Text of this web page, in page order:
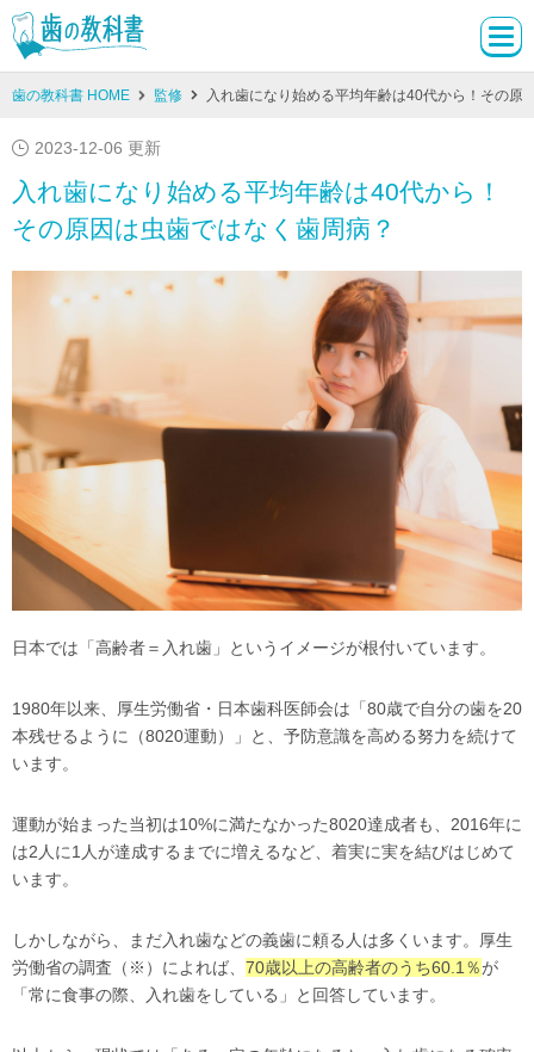
歯の教科書 HOME 監修 入れ歯になり始める平均年齢は40代から！その原
2023-12-06 更新
入れ歯になり始める平均年齢は40代から！
その原因は虫歯ではなく歯周病？
日本では「高齢者＝入れ歯」というイメージが根付いています。
1980年以来、厚生労働省・日本歯科医師会は「80歳で自分の歯を20
本残せるように（8020運動）」と、予防意識を高める努力を続けて
います。
運動が始まった当初は10%に満たなかった8020達成者も、2016年に
は2人に1人が達成するまでに増えるなど、着実に実を結びはじめて
います。
しかしながら、まだ入れ歯などの義歯に頼る人は多くいます。厚生
労働省の調査（※）によれば、 70歳以上の高齢者のうち60.1％が
「常に食事の際、入れ歯をしている」と回答しています。